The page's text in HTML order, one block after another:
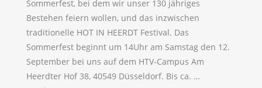
Sommerfest, bei dem wir unser 130 jähriges
Bestehen feiern wollen, und das inzwischen
traditionelle HOT IN HEERDT Festival. Das
Sommerfest beginnt um 14Uhr am Samstag den 12.
September bei uns auf dem HTV-Campus Am
Heerdter Hof 38, 40549 Düsseldorf. Bis ca. …